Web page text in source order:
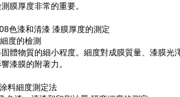
膜厚度非常的重要。
色漆和清漆 漆膜厚度的測定
度的檢測
體物質的細小程度。細度對成膜質量、漆膜
漆膜的附著力。
料細度測定法